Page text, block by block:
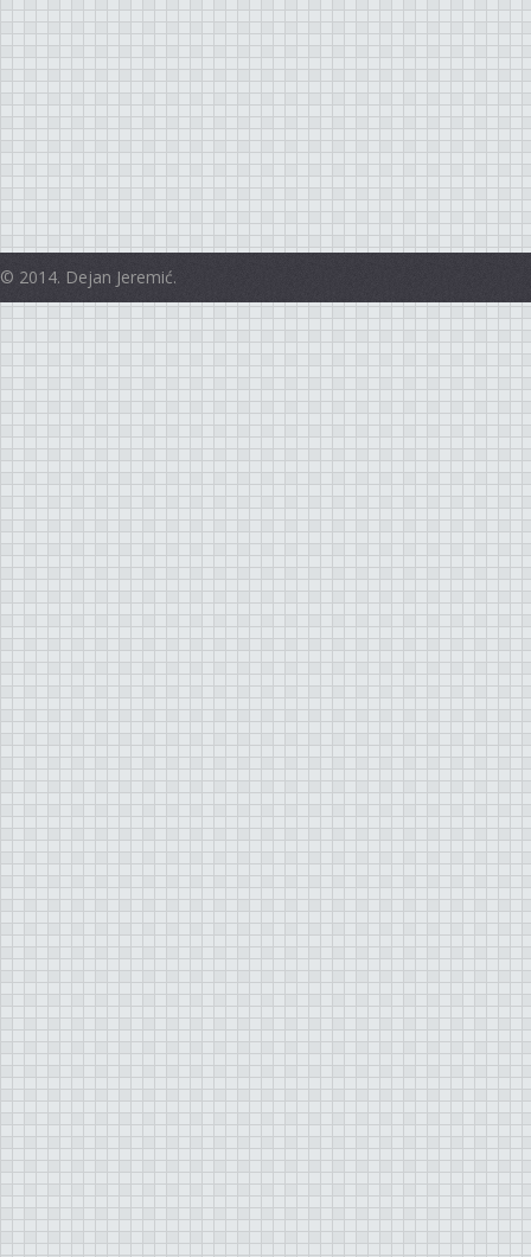
© 2014. Dejan Jeremić.